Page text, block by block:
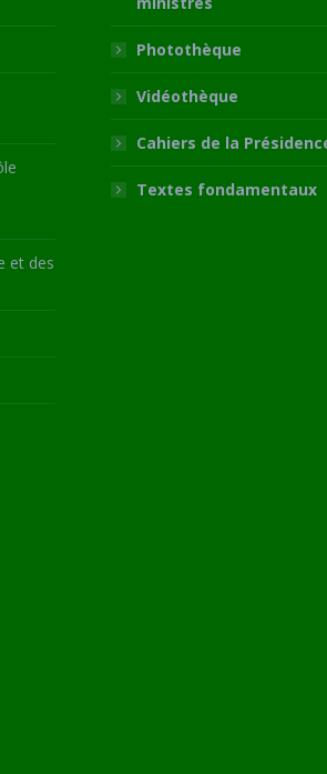
et des
Photothèque
Vidéothèque
Cahiers de la
Textes fondamentaux